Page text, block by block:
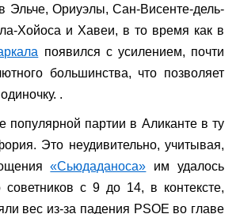
Эльче, Ориуэлы, Сан-Висенте-дель-
Хойоса и Хавеи, в то время как в
появился с усилением, почти
большинства, что позволяет
.
популярной партии в Аликанте в ту
Это неудивительно, учитывая,
«Сьюдаданоса» им удалось
советников с 9 до 14, в контексте,
вес из-за падения PSOE во главе